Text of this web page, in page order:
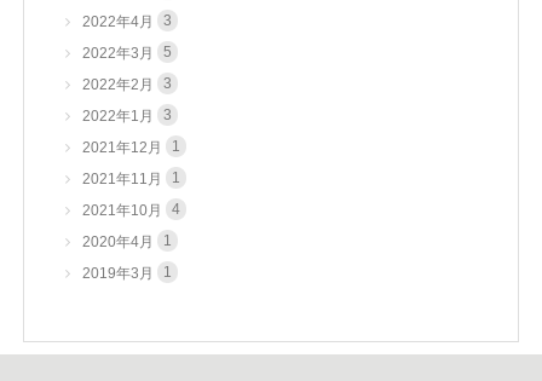
2022年4月
3
2022年3月
5
2022年2月
3
2022年1月
3
2021年12月
1
2021年11月
1
2021年10月
4
2020年4月
1
2019年3月
1